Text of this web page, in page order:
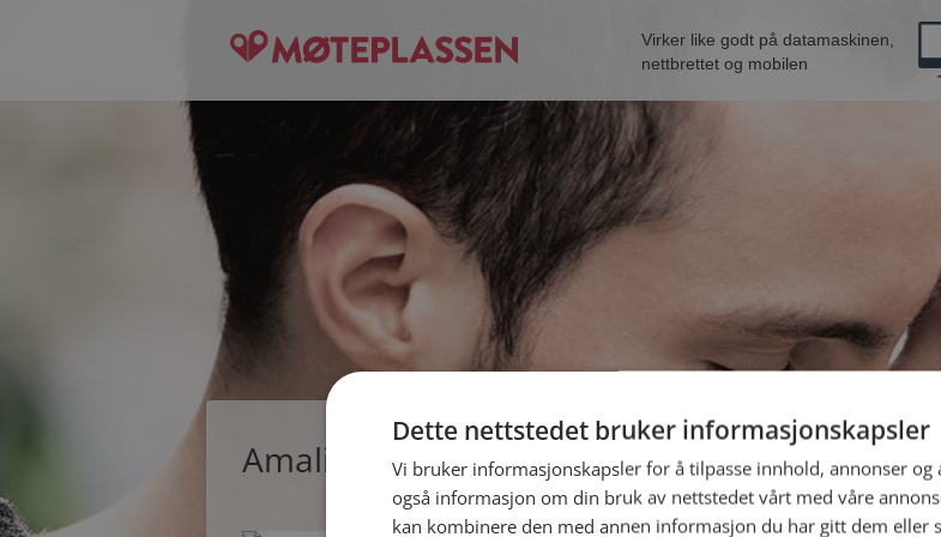
Virker like godt på datamaskinen,
nettbrettet og mobilen
Amalie, single kvinne fra Askøy
Dette nettstedet bruker informasjonskapsler
Vi bruker informasjonskapsler for å tilpasse innhold, annonser og
også informasjon om din bruk av nettstedet vårt med våre
kan kombinere den med annen informasjon du har gitt dem eller